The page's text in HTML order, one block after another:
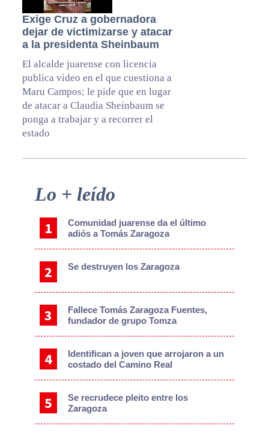
Exige Cruz a gobernadora
dejar de victimizarse y atacar
a la presidenta Sheinbaum
El alcalde juarense con licencia
publica video en el que cuestiona a
Maru Campos; le pide que en lugar
de atacar a Claudia Sheinbaum se
ponga a trabajar y a recorrer el
estado
Primary
Sidebar
Lo + leído
Comunidad juarense da el último
adiós a Tomás Zaragoza
Se destruyen los Zaragoza
Fallece Tomás Zaragoza Fuentes,
fundador de grupo Tomza
Identifican a joven que arrojaron a un
costado del Camino Real
Se recrudece pleito entre los
Zaragoza